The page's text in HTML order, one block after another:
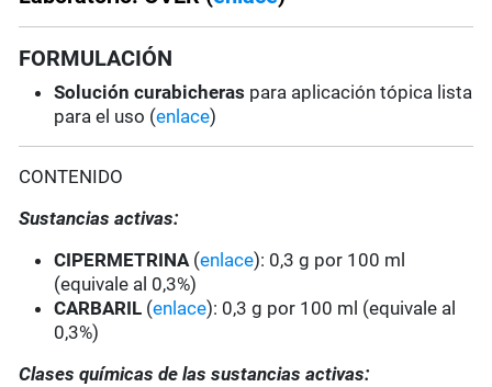
FORMULACIÓN
Solución curabicheras para aplicación tópica lista
para el uso (enlace)
CONTENIDO
Sustancias activas:
CIPERMETRINA (enlace): 0,3 g por 100 ml
(equivale al 0,3%)
CARBARIL (enlace): 0,3 g por 100 ml (equivale al
0,3%)
Clases químicas de las sustancias activas: